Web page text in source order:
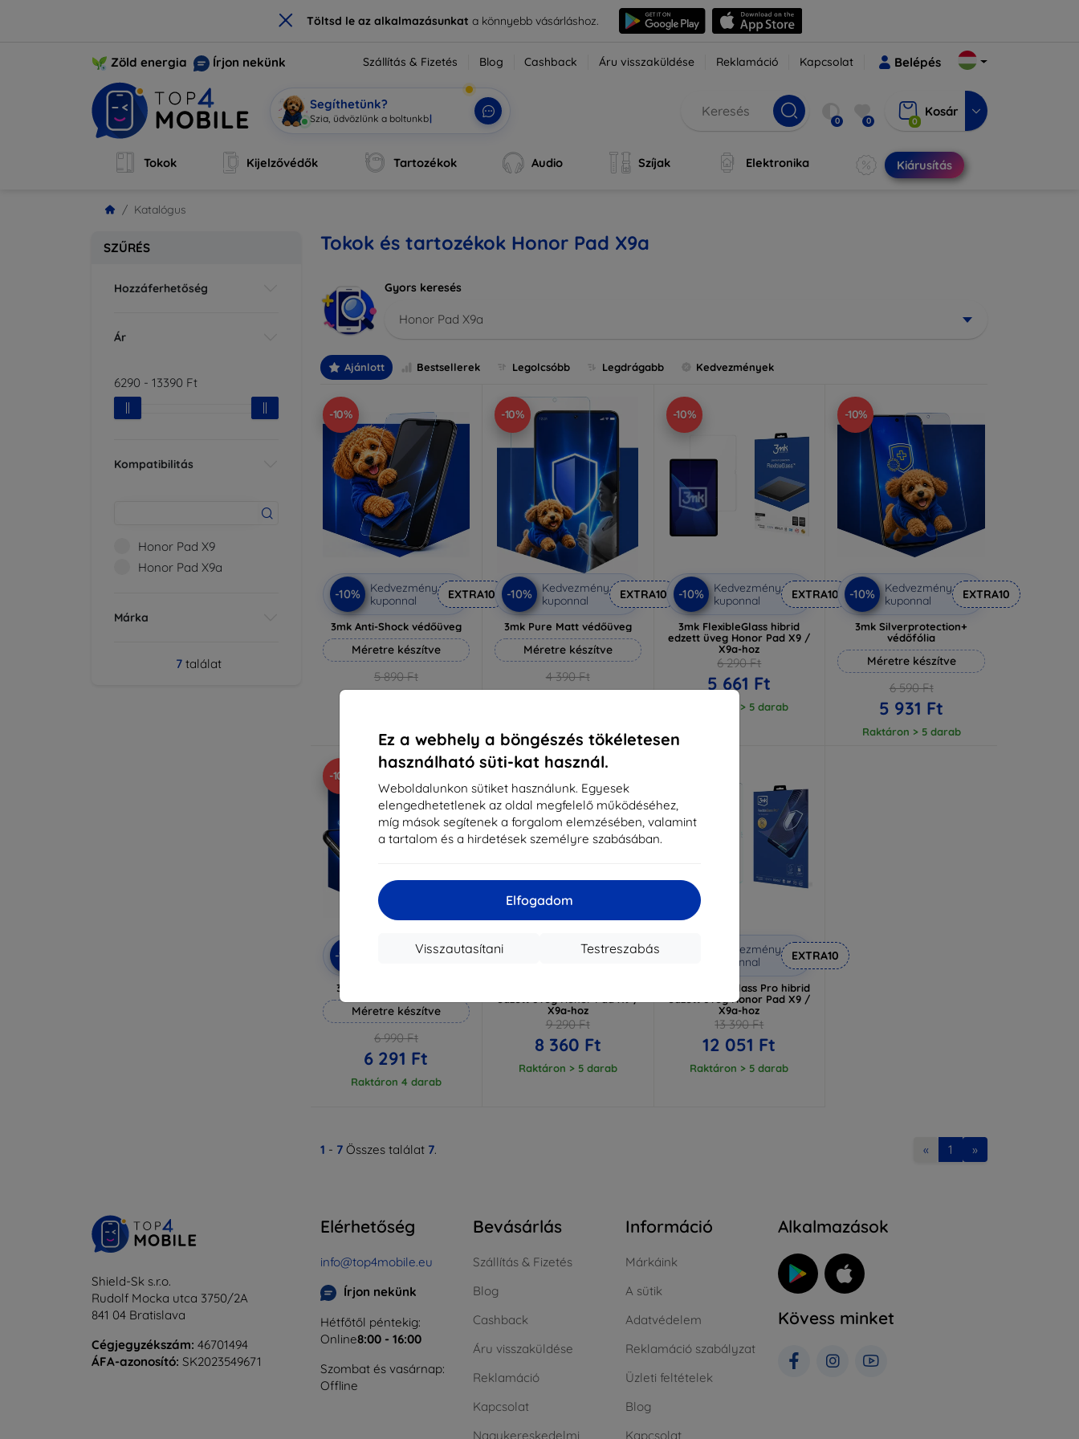
× Töltsd le az alkalmazásunkata könnyebb vásárláshoz.
Ez a webhely a böngészés tökéletesen
használható süti-kat használ.
Weboldalunkon sütiket használunk. Egyesek
elengedhetetlenek az oldal megfelelő működéséhez,
míg mások segítenek a forgalom elemzésében, valamint
a tartalom és a hirdetések személyre szabásában.
Elfogadom
Testreszabás
Visszautasítani
Zöld energia Írjon nekünk Szállítás & Fizetés Blog Cashback Áru visszaküldése Reklamáció Kapcsolat Belépés
Segíthetünk?
M| 0 0 0
Kosár
Tokok Kijelzővédők Tartozékok Audio Szíjak Elektronika Kiárusítás
Katalógus
SZŰRÉS
Hozzáferhetőség
Ár
6290 - 13390 Ft
Kompatibilitás
Honor Pad X9
Honor Pad X9a
Márka
7találat
Tokok és tartozékok Honor Pad X9a
Gyors keresés
Honor Pad X9a
Ajánlott Bestsellerek Legolcsóbb Legdrágabb Kedvezmények
-10%
-10%
Kedvezmény
kuponnal
EXTRA10
3mk Anti-Shock védőüveg
Méretre készítve
5 890 Ft
5 301 Ft
-10%
-10%
Kedvezmény
kuponnal
EXTRA10
3mk Pure Matt védőüveg
Méretre készítve
4 390 Ft
3 951 Ft
-10%
-10%
Kedvezmény
kuponnal
EXTRA10
3mk FlexibleGlass hibrid
edzett üveg Honor Pad X9 /
X9a-hoz
6 290 Ft
5 661 Ft
Raktáron > 5 darab
-10%
-10%
Kedvezmény
kuponnal
EXTRA10
3mk Silverprotection+
védőfólia
Méretre készítve
6 590 Ft
5 931 Ft
Raktáron > 5 darab
-10%
-10%
Kedvezmény
EXTRA10
3mk Hammer védőfólia
Méretre készítve
6 990 Ft
6 291 Ft
Raktáron 4 darab
Kedvezmény
EXTRA10
X9a-hoz
9 290 Ft
8 360 Ft
Raktáron > 5 darab
Kedvezmény
kuponnal
EXTRA10
3mk FlexibleGlass Pro hibrid
edzett üveg Honor Pad X9 /
X9a-hoz
13 390 Ft
12 051 Ft
Raktáron > 5 darab
1 - 7 Összes találat 7. « 1 »
Shield-Sk s.r.o.
Rudolf Mocka utca 3750/2A
841 04 Bratislava
Cégjegyzékszám: 46701494
ÁFA-azonosító: SK2023549671
Elérhetőség
info@top4mobile.eu
Írjon nekünk
Hétfőtől péntekig:
Online8:00 - 16:00
Szombat és vasárnap:
Offline
Bevásárlás
Szállítás & Fizetés
Blog
Cashback
Áru visszaküldése
Reklamáció
Kapcsolat
Nagykereskedelmi
Információ
Márkáink
A sütik
Adatvédelem
Reklamáció szabályzat
Üzleti feltételek
Blog
Kapcsolat
Alkalmazások
Kövess minket